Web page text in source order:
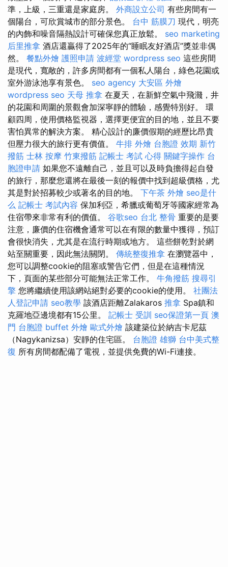
準，上級，三重還是家庭房。 外商設立公司 有些房間有一
個陽台，可欣賞城市的部分景色。 台中 筋膜刀 現代，明亮
的內飾和噪音隔熱設計可確保您真正放鬆。 seo marketing
后里推拿 酒店還贏得了2025年的“睡眠友好酒店”獎並非偶
然。 餐點外燴 護照申請 波經堂 wordpress seo 這些房間
是現代，寬敞的，許多房間都有一個私人陽台，綠色花園或
室外游泳池享有景色。 seo agency 大安區 外燴
wordpress seo 天母 推拿 在夏天，在新鮮空氣中飛濺，井
的花園和周圍的景觀會加深寧靜的體驗，感覺特別好。 環
顧四周，使用價格監視器，選擇更便宜的目的地，並且不要
害怕異常的解決方案。 精心設計的廉價假期的經歷比昂貴
但壓力很大的旅行更有價值。 牛排 外燴 台胞證 效期 新竹
撥筋 士林 按摩 竹東撥筋 記帳士 考試 心得 關鍵字操作 台
胞證申請 如果您不遠離自己，並且可以及時負擔得起自發
的旅行，那麼您還將在最後一刻的報價中找到超級價格，尤
其是對於招募較少或著名的目的地。 下午茶 外燴 seo是什
么 記帳士 考試內容 保加利亞，希臘或葡萄牙等國家經常為
住宿帶來非常有利的價值。 谷歌seo 台北 整骨 重要的是要
注意，廉價的住宿機會通常可以在有限的數量中獲得，預訂
會很快消失，尤其是在流行時期或地方。 這些餅乾對於網
站至關重要，因此無法關閉。 傳統整復推拿 在瀏覽器中，
您可以調整cookie的阻塞或警告它們，但是在這種情況
下，頁面的某些部分可能無法正常工作。 牛角撥筋 搜尋引
擎 您將繼續使用該網站絕對必要的cookie的使用。 社團法
人登記申請 seo教學 該酒店距離Zalakaros 推拿 Spa鎮和
克羅地亞邊境都有15公里。 記帳士 受訓 seo保證第一頁 澳
門 台胞證 buffet 外燴 歐式外燴 該建築位於納吉卡尼茲
（Nagykanizsa）安靜的住宅區。 台胞證 雄獅 台中美式整
復 所有房間都配備了電視，並提供免費的Wi-Fi連接。